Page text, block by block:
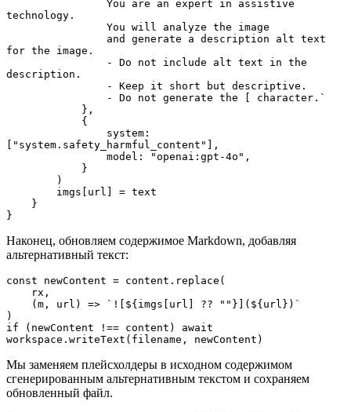
technology.
for the image.
description.
["system.safety_harmful_content"],
}
Наконец, обновляем содержимое Markdown, добавляя
альтернативный текст:
const newContent = content.replace(
)
if (newContent !== content) await
workspace.writeText(filename, newContent)
Мы заменяем плейсхолдеры в исходном содержимом
сгенерированным альтернативным текстом и сохраняем
обновленный файл.